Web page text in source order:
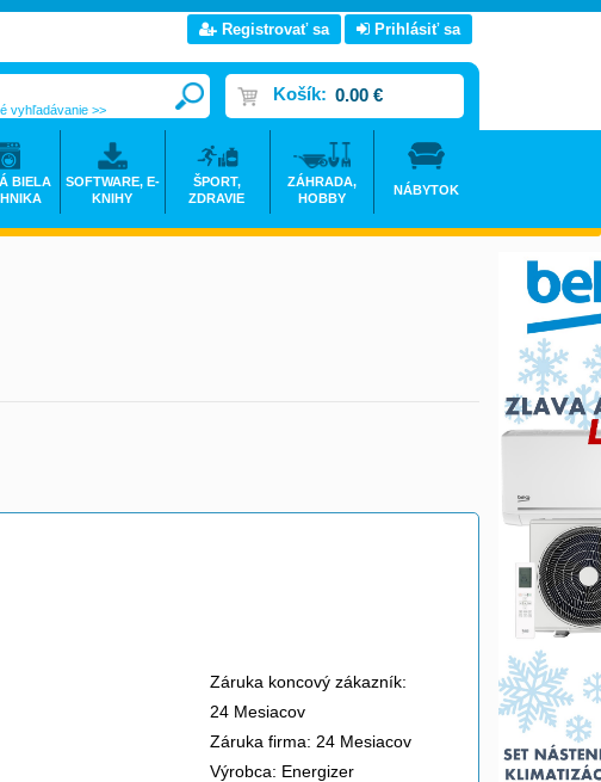
Záruka koncový zákazník:
24 Mesiacov
Záruka firma: 24 Mesiacov
Výrobca: Energizer
Registrovať sa Prihlásiť sa
Košík: 0.00 €
vyhľadávanie >>
BIELA
SOFTWARE, E-
KNIHY
ŠPORT,
ZDRAVIE
ZÁHRADA,
HOBBY
NÁBYTOK